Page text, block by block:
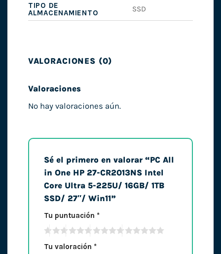
TIPO DE
ALMACENAMIENTO
SSD
VALORACIONES (0)
Valoraciones
No hay valoraciones aún.
Sé el primero en valorar “PC All
in One HP 27-CR2013NS Intel
Core Ultra 5-225U/ 16GB/ 1TB
SSD/ 27″/ Win11”
Tu puntuación *
Tu valoración *